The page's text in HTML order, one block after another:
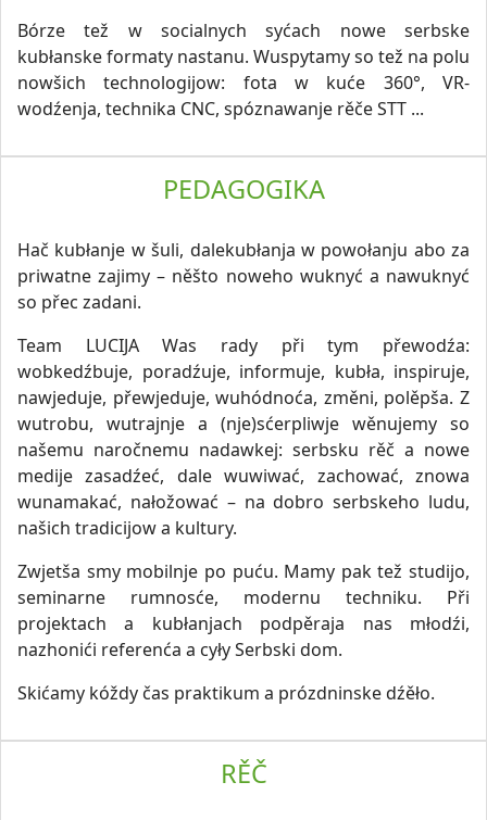
Bórze tež w socialnych syćach nowe serbske
kubłanske formaty nastanu. Wuspytamy so tež na polu
nowšich technologijow: fota w kuće 360°, VR-
wodźenja, technika CNC, spóznawanje rěče STT ...
PEDAGOGIKA
Hač kubłanje w šuli, dalekubłanja w powołanju abo za
priwatne zajimy – něšto noweho wuknyć a nawuknyć
so přec zadani.
Team LUCIJA Was rady při tym přewodźa:
wobkedźbuje, poradźuje, informuje, kubła, inspiruje,
nawjeduje, přewjeduje, wuhódnoća, změni, polěpša. Z
wutrobu, wutrajnje a (nje)sćerpliwje wěnujemy so
našemu naročnemu nadawkej: serbsku rěč a nowe
medije zasadźeć, dale wuwiwać, zachować, znowa
wunamakać, nałožować – na dobro serbskeho ludu,
našich tradicijow a kultury.
Zwjetša smy mobilnje po puću. Mamy pak tež studijo,
seminarne rumnosće, modernu techniku. Při
projektach a kubłanjach podpěraja nas młodźi,
nazhonići referenća a cyły Serbski dom.
Skićamy kóždy čas praktikum a prózdninske dźěło.
RĚČ